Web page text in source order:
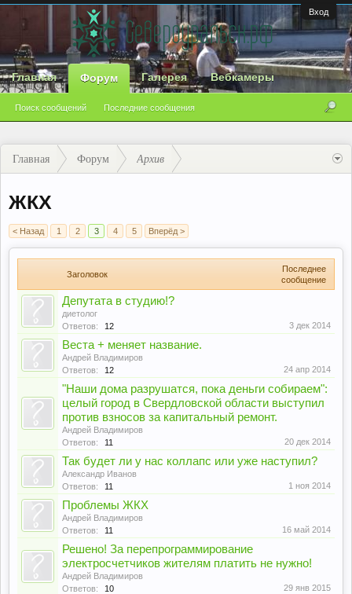
Вход
Главная Форум
Поиск сообщений Последние сообщения
Галерея Вебкамеры
Главная Форум Архив
ЖКХ
< Назад 1 2 3 4 5 Вперёд >
Заголовок
Последнее
сообщение
Депутата в студию!?
диетолог
Ответов:
12 3 дек 2014
Веста + меняет название.
Андрей Владимиров
Ответов:
12 24 апр 2014
"Наши дома разрушатся, пока деньги собираем":
целый город в Свердловской области выступил
против взносов за капитальный ремонт.
Андрей Владимиров
Ответов:
11 20 дек 2014
Так будет ли у нас коллапс или уже наступил?
Александр Иванов
Ответов:
11 1 ноя 2014
Проблемы ЖКХ
Андрей Владимиров
Ответов:
11 16 май 2014
Решено! За перепрограммирование
электросчетчиков жителям платить не нужно!
Андрей Владимиров
Ответов:
10 29 янв 2015